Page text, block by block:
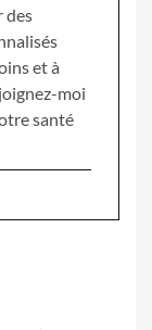
des
et à
moi
santé